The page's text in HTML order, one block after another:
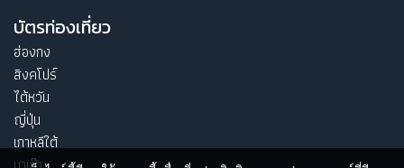
บัตรท่องเที่ยว
ฮ่องกง
สิงคโปร์
ไต้หวัน
ญี่ปุ่น
เกาหลีใต้